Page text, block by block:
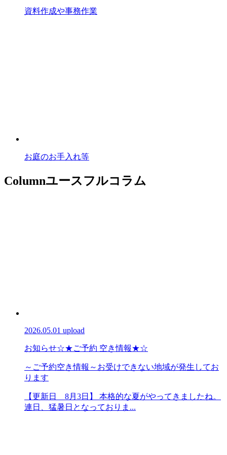
資料作成や事務作業
お庭のお手入れ等
Columnユースフルコラム
2026.05.01 upload
お知らせ☆★ご予約 空き情報★☆
～ご予約空き情報～お受けできない地域が発生してお
ります
【更新日 8月3日】 本格的な夏がやってきましたね。
連日、猛暑日となっておりま...